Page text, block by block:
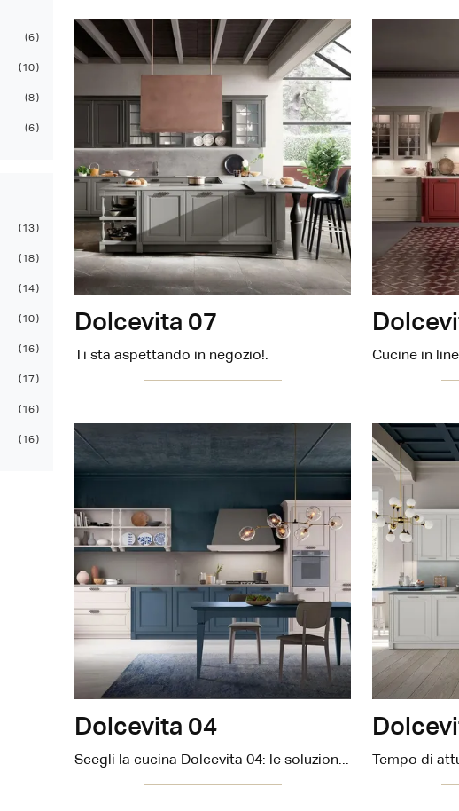
6
10
8
6
13
18
14
10
16
17
16
16
Dolcevita 07
Ti sta aspettando in negozio!.
Dolcevita 04
Scegli la cucina Dolcevita 04: le soluzioni classiche Stosa in laccato opaco sono sinonimo di qualità, stile e design.